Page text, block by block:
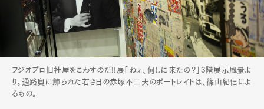
フジオプロ旧社屋をこわすのだ!!展「ねぇ、何しに来たの？」3階展示風景よ
り。通路奥に飾られた若き日の赤塚不二夫のポートレイトは、篠山紀信によ
るもの。